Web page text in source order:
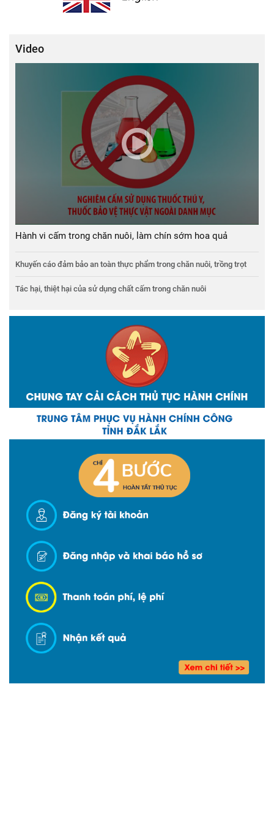
Video
Hành vi cấm trong chăn nuôi, làm chín sớm hoa quả
Khuyến cáo đảm bảo an toàn thực phẩm trong chăn nuôi, trồng trọt
Tác hại, thiệt hại của sử dụng chất cấm trong chăn nuôi